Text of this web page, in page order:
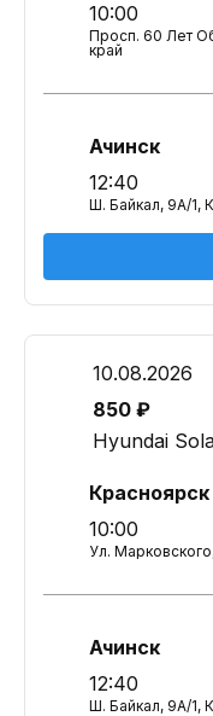
10:00
Просп. 60 Лет
край
Ачинск
12:40
Ш. Байкал, 9А/1,
10.08.2026
850 ₽
Hyundai
Красноярск
10:00
Ул.
Ачинск
12:40
Ш. Байкал, 9А/1,